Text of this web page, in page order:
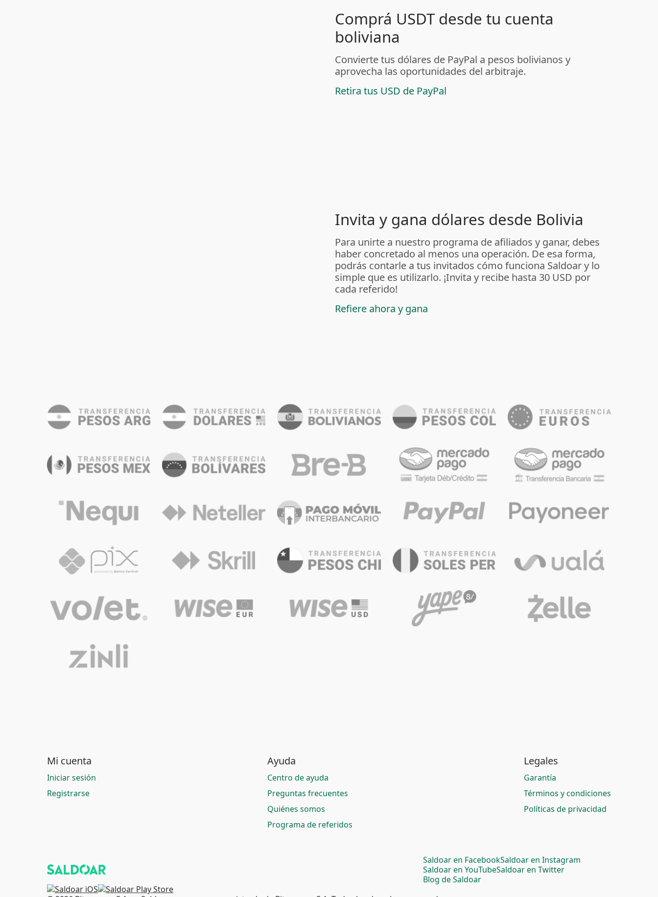
Comprá USDT desde tu cuenta
boliviana
Convierte tus dólares de PayPal a pesos bolivianos y
aprovecha las oportunidades del arbitraje.
Retira tus USD de PayPal
Invita y gana dólares desde Bolivia
Para unirte a nuestro programa de afiliados y ganar, debes
haber concretado al menos una operación. De esa forma,
podrás contarle a tus invitados cómo funciona Saldoar y lo
simple que es utilizarlo. ¡Invita y recibe hasta 30 USD por
cada referido!
Refiere ahora y gana
Mi cuenta
Iniciar sesión
Registrarse
Ayuda
Centro de ayuda
Preguntas frecuentes
Quiénes somos
Programa de referidos
Legales
Garantía
Términos y condiciones
Políticas de privacidad
Saldoar en FacebookSaldoar en Instagram
Saldoar en YouTubeSaldoar en Twitter
Blog de Saldoar